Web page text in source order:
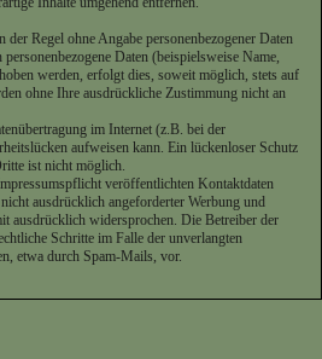
Regel ohne Angabe personenbezogener Daten
Daten (beispielsweise Name,
werden, erfolgt dies, soweit möglich, stets auf
ohne Ihre ausdrückliche Zustimmung nicht an
im Internet (z.B. bei der
aufweisen kann. Ein lückenloser Schutz
ist nicht möglich.
veröffentlichten Kontaktdaten
ausdrücklich angeforderter Werbung und
ausdrücklich widersprochen. Die Betreiber der
Schritte im Falle der unverlangten
etwa durch Spam-Mails, vor.